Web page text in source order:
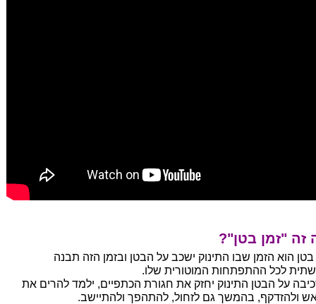
זה "זמן בטן"?
בטן הוא הזמן שבו התינוק ישכב על הבטן ובזמן הזה תבנה
לכל ההתפתחות המוטורית שלו.
על הבטן התינוק יחזק את חגורת הכתפיים, ילמד להרים את
ולהזדקף, בהמשך גם לזחול, להתהפך ולהתיישב.